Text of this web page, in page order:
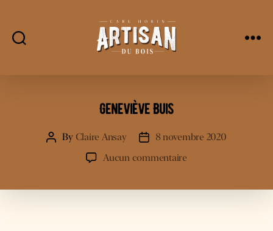
Geneviève Buis
Post
By Claire Ansay
Post8 novembre 2020
Aucun commentairesur